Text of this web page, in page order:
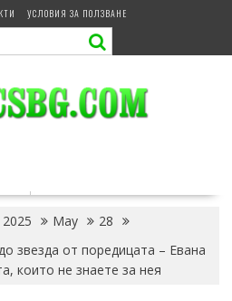
УСЛОВИЯ ЗА ПОЛЗВАНЕ
2025 May
28
звезда от поредицата – Евана
които не знаете за нея